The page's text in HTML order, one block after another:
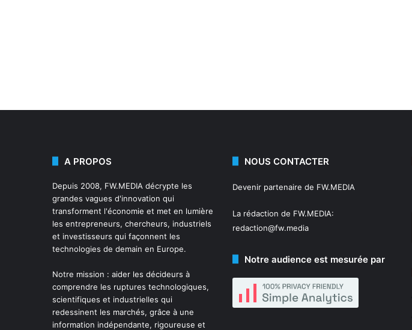
A PROPOS
Depuis 2008, FW.MEDIA décrypte les
grandes vagues d'innovation qui
transforment l'économie et met en lumière
les entrepreneurs, chercheurs, industriels
et investisseurs qui façonnent les
technologies de demain en Europe.
Notre mission : aider les décideurs à
comprendre les ruptures technologiques,
scientifiques et industrielles qui
redessinent les marchés, grâce à une
information indépendante, rigoureuse et
NOUS CONTACTER
Devenir partenaire de FW.MEDIA
La rédaction de FW.MEDIA:
redaction@fw.media
Notre audience est mesurée par